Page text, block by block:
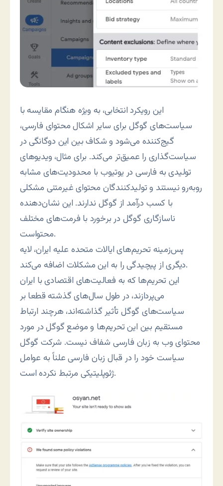
این رویکرد انتخابی، به ویژه هنگام مقایسه با
سیاست‌های گوگل برای سایر اشکال محتوای فارسی،
گیج‌کننده می‌شود و شکاف بین این دوگانگی در
سیاست‌گذاری را عمیق‌تر می‌کند. برای مثال، ویدیوهای
تولیدی به فارسی در یوتیوب با محدودیت‌های مشابه
روبه‌رو نیستند و تولیدکنندگان محتوای غیرمتنی مشکلی
با کسب درآمد از گوگل ندارند. این نشان‌دهنده
ناسازگاری گوگل در برخورد با فرمت‌های مختلف
محتواست.
پس‌زمینه تحریم‌های ایالات متحده علیه ایران، لایه
دیگری از پیچیدگی را به این مشکلات اضافه می‌کند.
این تحریم‌ها که به فعالیت‌های اقتصادی با ایران
می‌پردازند، در طول سال‌های گذشته قطعا بر
سیاست‌های گوگل تأثیر گذاشته‌اند، هرچند ارتباط
مستقیم بین این تحریم‌ها و موضع گوگل در مورد
محتوای وب به زبان فارسی شفاف نیست. شرکت گوگل
سیاست خود را در قبال زبان فارسی علناً به عوامل
ژئوپلیتیکی مرتبط نکرده است.